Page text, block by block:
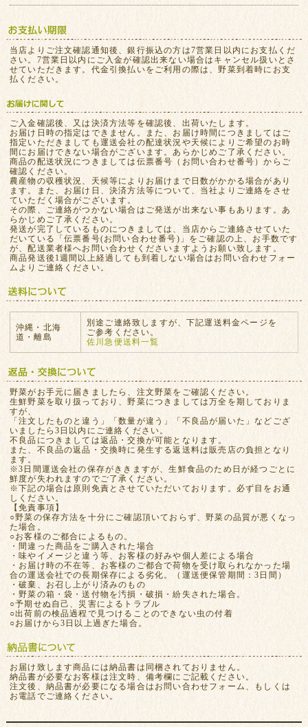
当店よりご注文確認通知後、銀行振込の方は7営業日以内にお支払くだ
さい。7営業日以内にご入金が確認出来ない場合はキャンセル扱いとさ
せていただきます。代金引換払いをご利用の際は、野菜到着時にお支
払ください。
ご入金確認後、又は決済方法等を確認後、出荷いたします。
お届け日時の指定はできません。また、お届け時間につきましてはご
指定いただきましても運送会社の配達状況や天候によりご希望のお時
間にお届けできない場合がございます。あらかじめご了承ください。
商品の配送状況につきましては伝票番号（お問い合わせ番号）からご
確認ください。
農産物の収穫状況、天候等によりお届けまで日数がかかる場合があり
ます。また、お届け日、決済方法等について、当社よりご連絡をさせ
ていただく場合がございます。
その際、ご連絡がつかない場合はご発送が出来ない事もあります。あ
らかじめご了承ください。
発送が完了しているものにつきましては、当店からご連絡させていた
だいている「伝票番号(お問い合わせ番号)」をご確認の上、お手数です
が、配送業者様へお問い合わせくださいますようお願い致します。
商品発送後1週間以上経過しても到着しない場合はお問い合わせフォー
ムよりご連絡ください。
沖縄・北海
道・離島
別途ご連絡致しますが、下記運送料金ページを
ご参考ください。
佐川急便送料一覧
野菜がお手元に届きましたら、注文野菜をご確認ください。
生鮮野菜を取り扱っており、野菜につきましては万全を期しておりま
すが、
「注文したものと違う」「数量が違う」「不良品が届いた」などござ
いましたら3日以内にご連絡ください。
不良品につきましては返品・交換が可能となります。
また、不良品の返品・交換時に発生する返送料は販売店の負担となり
ます。
※3日間運送会社の保存がききますが、生鮮食品のため日が経つごとに
鮮度が失われますのでご了承ください。
※下記の場合は原則免責とさせていただいております。必ず目をお通
しください。
【免責事項】
○野菜の保存方法を十分にご確認頂いておらず、野菜の品質が悪くなっ
た場合。
○お客様のご都合によるもの。
・間違った商品をご購入された場合
・味やイメージと違う等、お客様の好みや個人差による場合
・お届け時の不在等、お客様のご都合で荷物を受け取られなかった場
合の運送会社での長期保存による劣化。（運送便保管期間：3日間）
・破棄、お召し上がり済みのもの
・野菜の箱・袋・送付物を汚損・破損・紛失された場合。
○予期せぬ自己、災害によるトラブル
○出荷前の検品過程で見つけることのできない虫の付着
○お届けから3日以上過ぎた場合。
お届け致します商品には納品書は同梱されておりません。
納品書が必要なお客様は注文時、備考欄にご記載ください。
注文後、納品書が必要になる場合はお問い合わせフォーム、もしくは
お電話でご連絡ください。